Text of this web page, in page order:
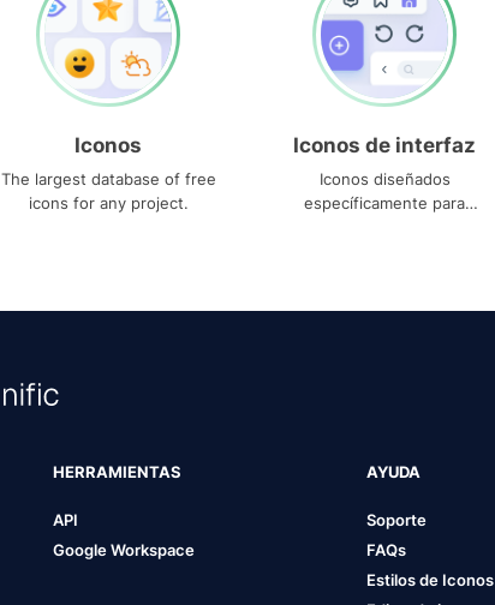
Iconos
The largest database of free
icons for any project.
Iconos de interfaz
Iconos diseñados
específicamente para
HERRAMIENTAS
API
Google Workspace
AYUDA
Soporte
FAQs
Estilos de Iconos